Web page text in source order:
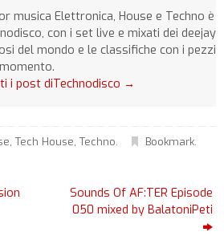
musica Elettronica, House e Techno è
con i set live e mixati dei deejay
del mondo e le classifiche con i pezzi
i post diTechnodisco →
, Tech House, Techno. Bookmark.
Sounds Of AF:TER Episode
050 mixed by BalatoniPeti